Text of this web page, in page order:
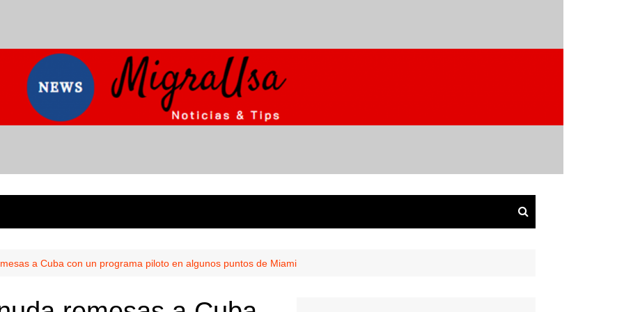
a Cuba con un programa piloto en algunos puntos de Miami